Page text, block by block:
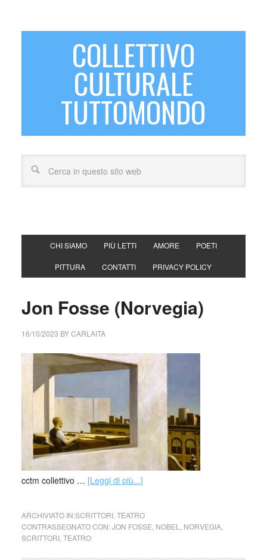
COLLETTIVO
CULTURALE
TUTTOMONDO
CHI SIAMO PIÙ LETTI AMORE POETI
PITTURA CONTATTI PRIVACY POLICY
Jon Fosse (Norvegia)
16/10/2023 BYCARLAITA
cctm collettivo … [Leggi di più...]
ARCHIVIATO IN:SCRITTORI, TEATRO
CONTRASSEGNATO CON:JON FOSSE NOBEL NORVEGIA,
SCRITTORI, TEATRO